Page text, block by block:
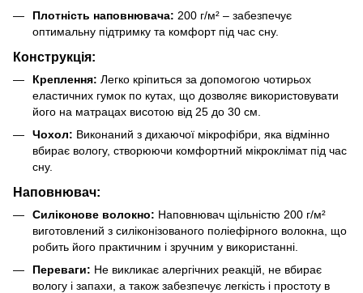
Плотність наповнювача: 200 г/м² – забезпечує
оптимальну підтримку та комфорт під час сну.
Конструкція:
Креплення: Легко кріпиться за допомогою чотирьох
еластичних гумок по кутах, що дозволяє використовувати
його на матрацах висотою від 25 до 30 см.
Чохол: Виконаний з дихаючої мікрофібри, яка відмінно
вбирає вологу, створюючи комфортний мікроклімат під час
сну.
Наповнювач:
Силіконове волокно: Наповнювач щільністю 200 г/м²
виготовлений з силіконізованого поліефірного волокна, що
робить його практичним і зручним у використанні.
Переваги: Не викликає алергічних реакцій, не вбирає
вологу і запахи, а також забезпечує легкість і простоту в